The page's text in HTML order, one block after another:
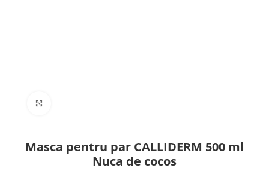
Masca pentru par CALLIDERM 500 ml
Nuca de cocos